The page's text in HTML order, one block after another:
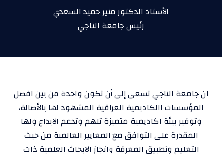
الأستاذ الدكتور منير حميد السعدي
رئيس جامعة الناجي
ان جامعة الناجي تسعى إلى أن تكون واحدة من بين افضل
المؤسسات االكاديمية العراقية المشهود لها بالأصالة،
وتوفير بيئة اكاديمية متميزة تلهم وتدعم الابداع ولها
المقدرة على التوافق مع المعايير العالمية من حيث
التعليم وتطبيق المعرفة وانجاز الابحاث العلمية ذات